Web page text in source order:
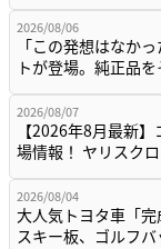
2026/08/06
「この発想はなか
トが登場。純正品
2026/08/07
【2026年8月最新
場情報！ ヤリスク
2026/08/04
大人気トヨタ車「
スキー板、ゴルフ